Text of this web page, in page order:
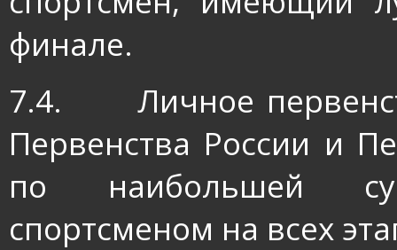
финале.
7.4.
Личное
Первенства России и
по наибольшей
спортсменом на всех